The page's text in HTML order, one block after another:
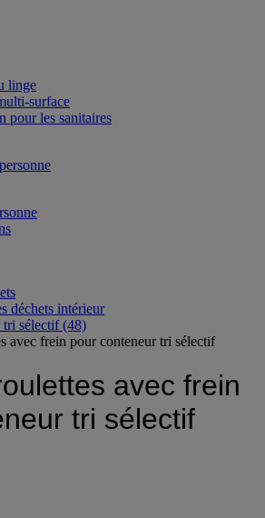
linge
surface
les sanitaires
déchets intérieur
tri sélectif (48)
avec frein
tri sélectif